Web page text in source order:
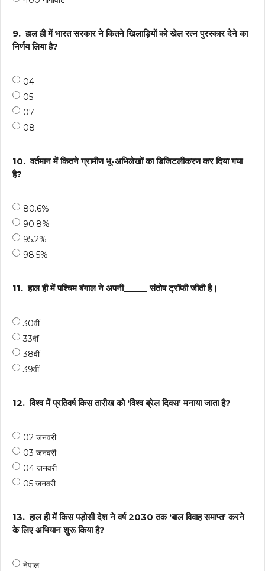
9. हाल ही में भारत सरकार ने कितने ख‍िलाड़‍ियों को खेल रत्न पुरस्कार देने का
निर्णय लिया है?
04
05
07
08
10. वर्तमान में कितने ग्रामीण भू-अभिलेखों का डिजिटलीकरण कर दिया गया
है?
80.6%
90.8%
95.2%
98.5%
11. हाल ही में पश्चिम बंगाल ने अपनी_____ संतोष ट्रॉफी जीती है।
30वीं
33वीं
38वीं
39वीं
12. विश्व में प्रतिवर्ष किस तारीख को ‘विश्व ब्रेल दिवस’ मनाया जाता है?
02 जनवरी
03 जनवरी
04 जनवरी
05 जनवरी
13. हाल ही में किस पड़ोसी देश ने वर्ष 2030 तक ‘बाल विवाह समाप्त’ करने
के लिए अभियान शुरू किया है?
नेपाल